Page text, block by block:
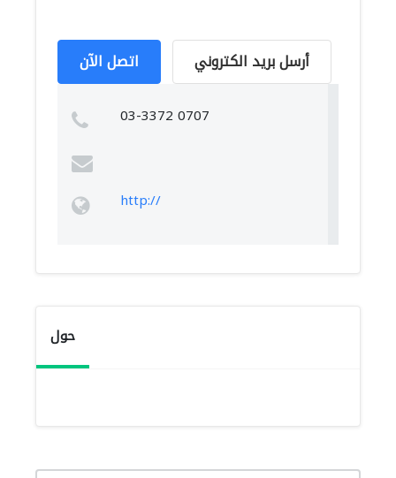
اتصل الآن أرسل بريد الكتروني
03-3372 0707
http://
حول